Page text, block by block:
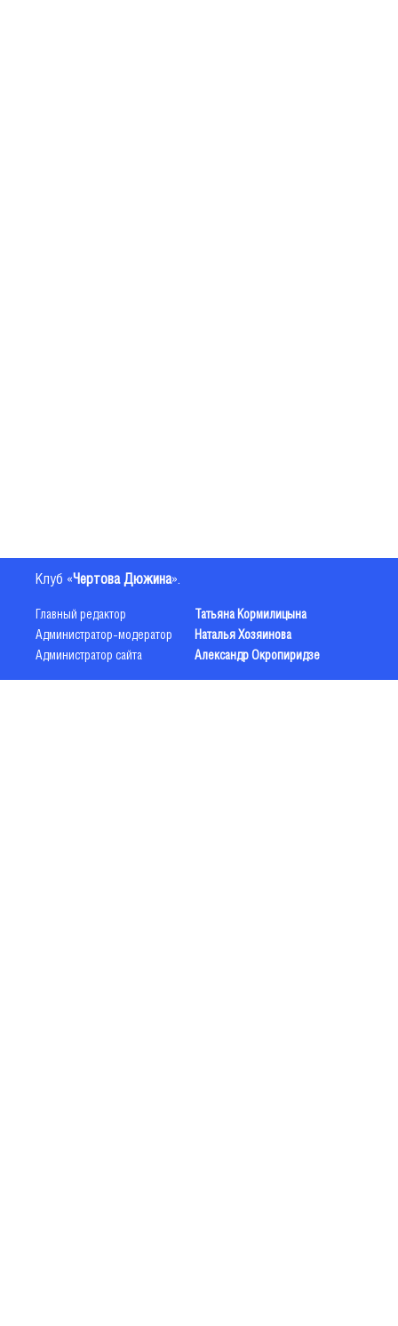
Клуб «Чертова Дюжина».
Главный редактор
Татьяна Кормилицына
Администратор-модератор
Наталья Хозяинова
Администратор сайта
Александр Окропиридзе